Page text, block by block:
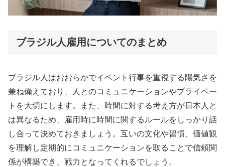
ブラジル人雇用についてのまとめ
ブラジル人はおおらかでイベント行事を重視する陽気さを
兼ね備えており、人とのコミュニケーションやプライベー
トを大切にします。また、時間に対する考え方が日本人と
は異なるため、雇用時に時間に関するルールをしっかり話
し合って決めておきましょう。互いの文化や習慣、価値観
を理解し定期的にコミュニケーションを取ることで信頼関
係が構築でき、戦力となってくれるでしょう。